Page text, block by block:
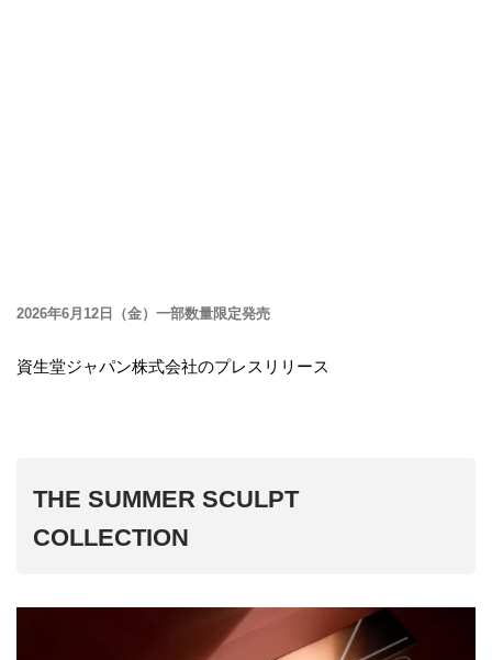
2026年6月12日（金）一部数量限定発売
資生堂ジャパン株式会社のプレスリリース
THE SUMMER SCULPT
COLLECTION